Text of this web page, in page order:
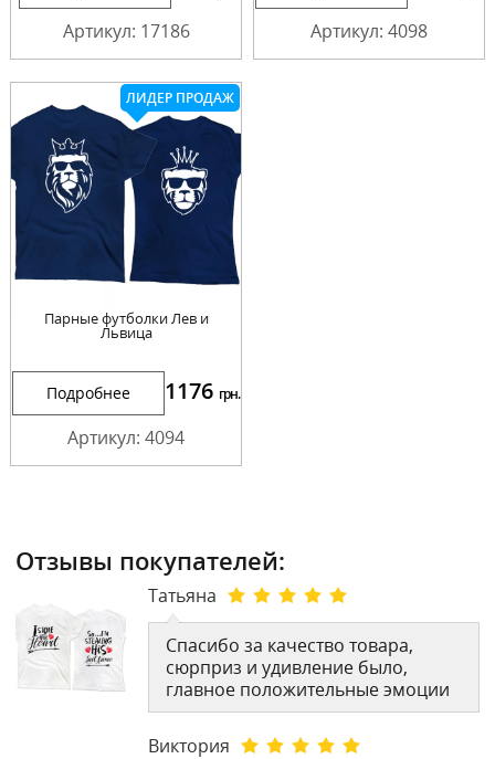
Артикул: 17186 Артикул: 4098
ЛИДЕР ПРОДАЖ
Парные футболки Лев и
Львица
Подробнее 1176 грн.
Артикул: 4094
Отзывы покупателей:
Татьяна
Спасибо за качество товара,
сюрприз и удивление было,
главное положительные эмоции
Виктория